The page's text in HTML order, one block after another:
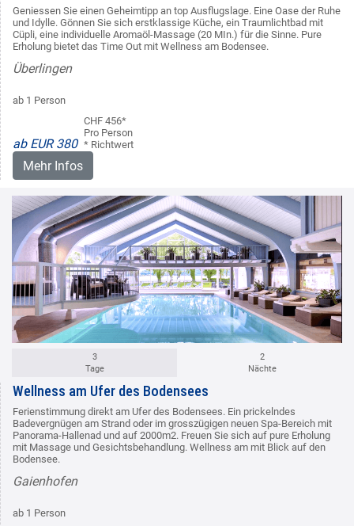
Geniessen Sie einen Geheimtipp an top Ausflugslage. Eine Oase der Ruhe
und Idylle. Gönnen Sie sich erstklassige Küche, ein Traumlichtbad mit
Cüpli, eine individuelle Aromaöl-Massage (20 MIn.) für die Sinne. Pure
Erholung bietet das Time Out mit Wellness am Bodensee.
Überlingen
ab 1 Person
ab EUR 380
CHF 456*
Pro Person
* Richtwert
Mehr Infos
3
Tage
2
Nächte
Wellness am Ufer des Bodensees
Ferienstimmung direkt am Ufer des Bodensees. Ein prickelndes
Badevergnügen am Strand oder im grosszügigen neuen Spa-Bereich mit
Panorama-Hallenad und auf 2000m2. Freuen Sie sich auf pure Erholung
mit Massage und Gesichtsbehandlung. Wellness am mit Blick auf den
Bodensee.
Gaienhofen
ab 1 Person